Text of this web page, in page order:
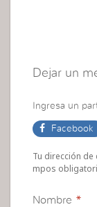
Dejar un
Ingresa un
Facebook
Tu dirección
mpos
Nombre *